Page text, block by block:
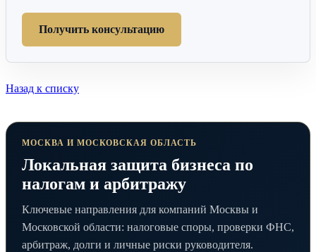
Получить консультацию
Назад к списку
МОСКВА И МОСКОВСКАЯ ОБЛАСТЬ
Локальная защита бизнеса по
налогам и арбитражу
Ключевые направления для компаний Москвы и
Московской области: налоговые споры, проверки ФНС,
арбитраж, долги и личные риски руководителя.